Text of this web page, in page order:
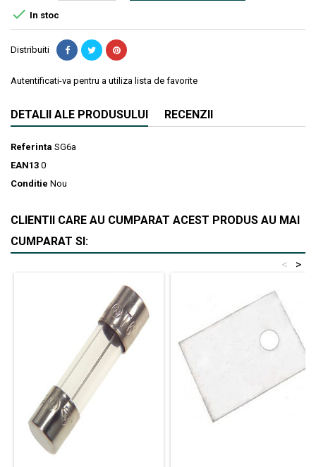
 In stoc
Distribuiti
Autentificati-va pentru a utiliza lista de favorite
DETALII ALE PRODUSULUI RECENZII
Referinta SG6a
EAN13 0
Conditie Nou
CLIENTII CARE AU CUMPARAT ACEST PRODUS AU MAI
CUMPARAT SI:
>
<